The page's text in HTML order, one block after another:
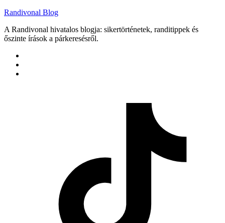
Randivonal Blog
A Randivonal hivatalos blogja: sikertörténetek, randitippek és
őszinte írások a párkeresésről.